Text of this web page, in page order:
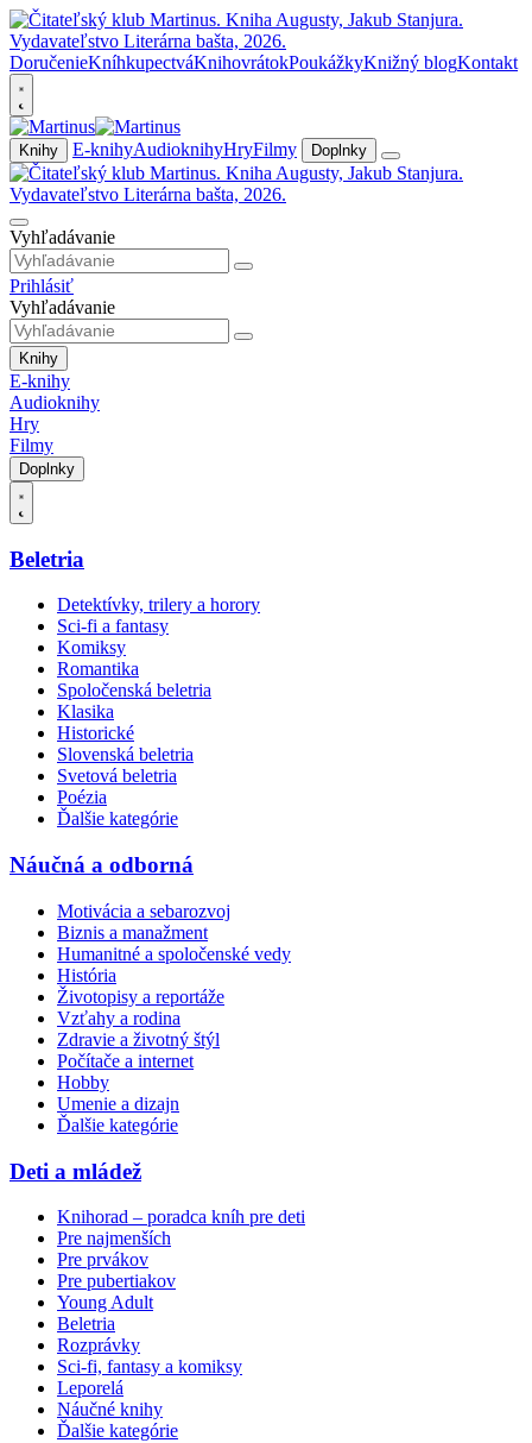
DoručenieKníhkupectváKnihovrátokPoukážkyKnižný blogKontakt
Knihy E-knihyAudioknihyHryFilmy Doplnky
Vyhľadávanie
Prihlásiť
Vyhľadávanie
Knihy
E-knihy
Audioknihy
Hry
Filmy
Doplnky
Beletria
Detektívky, trilery a horory
Sci-fi a fantasy
Komiksy
Romantika
Spoločenská beletria
Klasika
Historické
Slovenská beletria
Svetová beletria
Poézia
Ďalšie kategórie
Náučná a odborná
Motivácia a sebarozvoj
Biznis a manažment
Humanitné a spoločenské vedy
História
Životopisy a reportáže
Vzťahy a rodina
Zdravie a životný štýl
Počítače a internet
Hobby
Umenie a dizajn
Ďalšie kategórie
Deti a mládež
Knihorad – poradca kníh pre deti
Pre najmenších
Pre prvákov
Pre pubertiakov
Young Adult
Beletria
Rozprávky
Sci-fi, fantasy a komiksy
Leporelá
Náučné knihy
Ďalšie kategórie